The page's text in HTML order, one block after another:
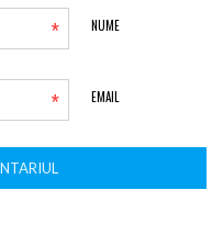
NUME
*
EMAIL
*